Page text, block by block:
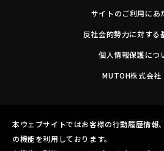
サイトのご利用にあ
反社会的勢力に対する
個人情報保護につ
MUTOH株式会社
Copyright©MUTOH INDUSTRIES
本ウェブサイトではお客様の行動履歴情報
の機能を利用しております。